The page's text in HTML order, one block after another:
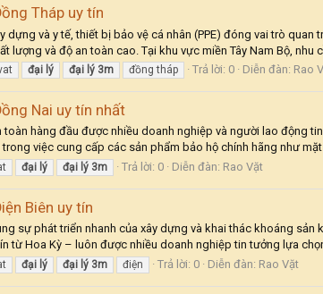
Tháp uy tín
dựng và y tế, thiết bị bảo vệ cá nhân (PPE) đóng vai trò
lượng và độ an toàn cao. Tại khu vực miền Tây Nam Bộ, nhu
đại lý đại lý 3m đồng tháp Trả lời: 0 Diễn đàn: Rao
Nai uy tín nhất
hàng đầu được nhiều doanh nghiệp và người lao động
việc cung cấp các sản phẩm bảo hộ chính hãng như
đại lý đại lý 3m Trả lời: 0 Diễn đàn: Rao Vặt
Biên uy tín
sự phát triển nhanh của xây dựng và khai thác khoáng
từ Hoa Kỳ – luôn được nhiều doanh nghiệp tin tưởng lựa
đại lý đại lý 3m điện Trả lời: 0 Diễn đàn: Rao Vặt